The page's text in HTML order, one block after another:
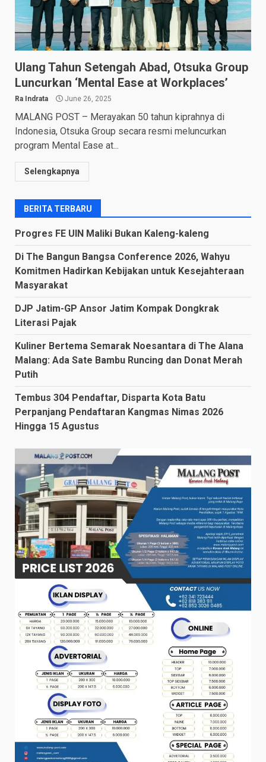
Ulang Tahun Setengah Abad, Otsuka Group
Luncurkan ‘Mental Ease at Workplaces’
Ra Indrata June 26, 2025
MALANG POST – Merayakan 50 tahun kiprahnya di
Indonesia, Otsuka Group secara resmi meluncurkan
program Mental Ease at...
Selengkapnya
BERITA TERBARU
Progres FE UIN Maliki Bukan Kaleng-kaleng
Di The Bangun Bangsa Conference 2026, Wahyu
Komitmen Hadirkan Kebijakan untuk Kesejahteraan
Masyarakat
DJP Jatim-GP Ansor Jatim Kompak Dongkrak
Literasi Pajak
Kuliner Bertema Semarak Noesantara di The Alana
Malang: Ada Sate Bambu Runcing dan Donat Merah
Putih
Tembus 304 Pendaftar, Disparta Kota Batu
Perpanjang Pendaftaran Kangmas Nimas 2026
Hingga 15 Agustus